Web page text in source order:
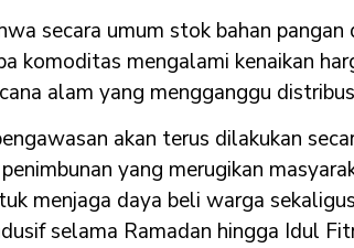
secara umum stok bahan pangan
komoditas mengalami kenaikan
alam yang mengganggu
akan terus dilakukan
yang merugikan
menjaga daya beli warga
selama Ramadan hingga Idul